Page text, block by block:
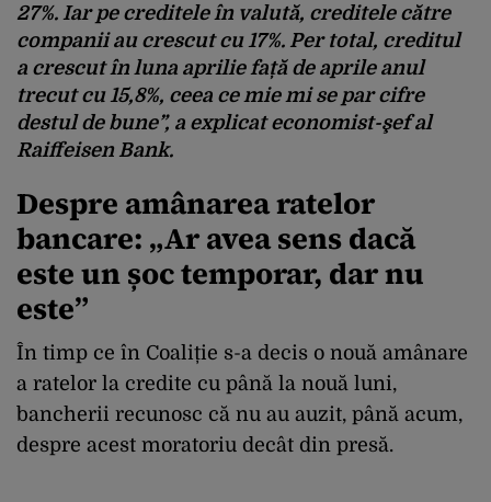
27%. Iar pe creditele în valută, creditele către
companii au crescut cu 17%. Per total, creditul
a crescut în luna aprilie față de aprile anul
trecut cu 15,8%, ceea ce mie mi se par cifre
destul de bune”, a explicat economist-şef al
Raiffeisen Bank.
Despre amânarea ratelor
bancare: „Ar avea sens dacă
este un șoc temporar, dar nu
este”
În timp ce în Coaliție s-a decis o nouă amânare
a ratelor la credite cu până la nouă luni,
bancherii recunosc că nu au auzit, până acum,
despre acest moratoriu decât din presă.